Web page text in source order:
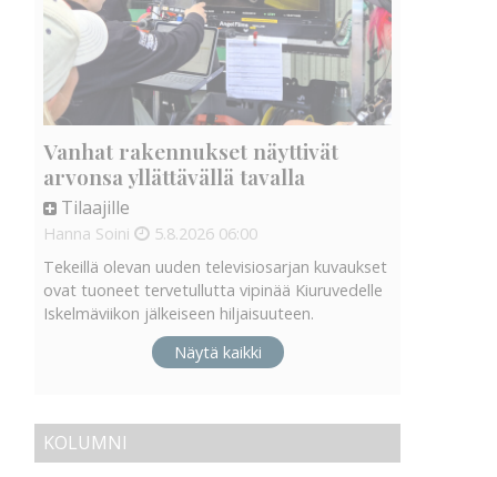
Vanhat rakennukset näyttivät
arvonsa yllättävällä tavalla
Tilaajille
Hanna Soini 5.8.2026 06:00
Tekeillä olevan uuden televisiosarjan kuvaukset
ovat tuoneet tervetullutta vipinää Kiuruvedelle
Iskelmäviikon jälkeiseen hiljaisuuteen.
Näytä kaikki
KOLUMNI